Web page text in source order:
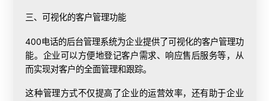
三、可视化的客户管理功能
400电话的后台管理系统为企业提供了可视化的客户管理功
能。企业可以方便地登记客户需求、响应售后服务等，从
而实现对客户的全面管理和跟踪。
这种管理方式不仅提高了企业的运营效率，还有助于企业